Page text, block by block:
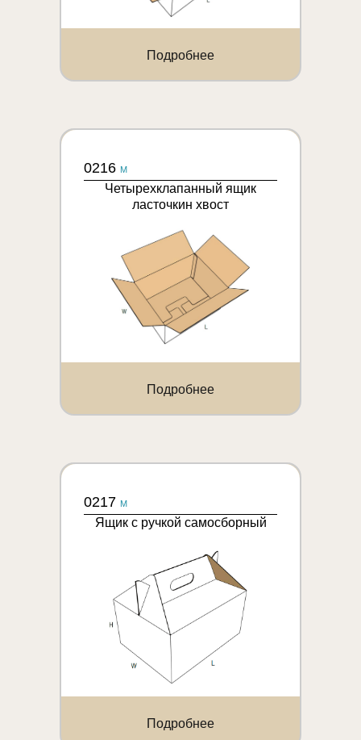
Подробнее
0216 M
Четырехклапанный ящик
ласточкин хвост
Подробнее
0217 M
Ящик с ручкой самосборный
Подробнее